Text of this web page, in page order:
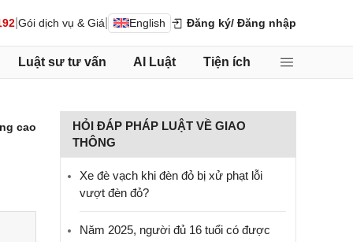
Gói dịch vụ & Giá English Đăng ký/ Đăng nhập
Luật sư tư vấn AI Luật Tiện ích
cao
HỎI ĐÁP PHÁP LUẬT VỀ GIAO
THÔNG
Xe đè vạch khi đèn đỏ bị xử phạt lỗi
vượt đèn đỏ?
Năm 2025, người đủ 16 tuổi có được